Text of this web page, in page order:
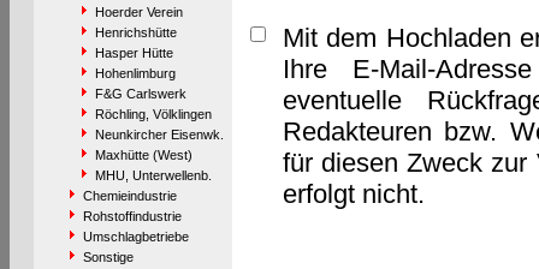
Hoerder Verein
Henrichshütte
Hasper Hütte
Hohenlimburg
F&G Carlswerk
Röchling, Völklingen
Neunkircher Eisenwk.
Maxhütte (West)
MHU, Unterwellenb.
Chemieindustrie
Rohstoffindustrie
Umschlagbetriebe
Sonstige
Mit dem Hochladen
Ihre E-Mail-
eventuelle
Redakteuren bzw.
für diesen Zweck zur
erfolgt nicht.